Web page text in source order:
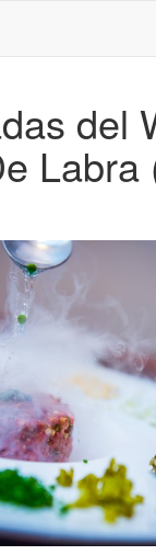
del
Labra